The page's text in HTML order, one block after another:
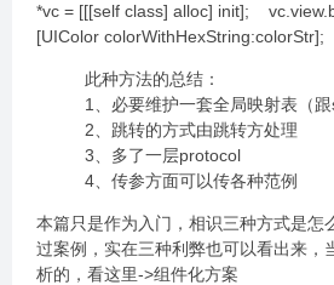
*vc = [[[self class] alloc] init];
[UIColor
此种方法的总结：
1、必要维护一套全局映射表（跟
2、跳转的方式由跳转方处理
3、多了一层protocol
4、传参方面可以传各种范例
本篇只是作为入门，相识三种方式是怎
过案例，实在三种利弊也可以看出来，
析的，看这里->组件化方案